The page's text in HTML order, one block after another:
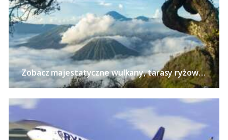
Zobacz majestatyczne wulkany, tarasy ryżowe i zabytkowe świątynie na Jawie – Loty z pięciu polskich miast od 2540 PLN!